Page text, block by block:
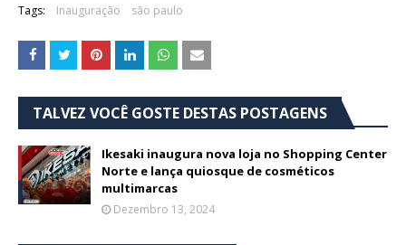
Tags: Inauguração são paulo
TALVEZ VOCÊ GOSTE DESTAS POSTAGENS
Ikesaki inaugura nova loja no Shopping Center
Norte e lança quiosque de cosméticos
multimarcas
Dezembro 13, 2024